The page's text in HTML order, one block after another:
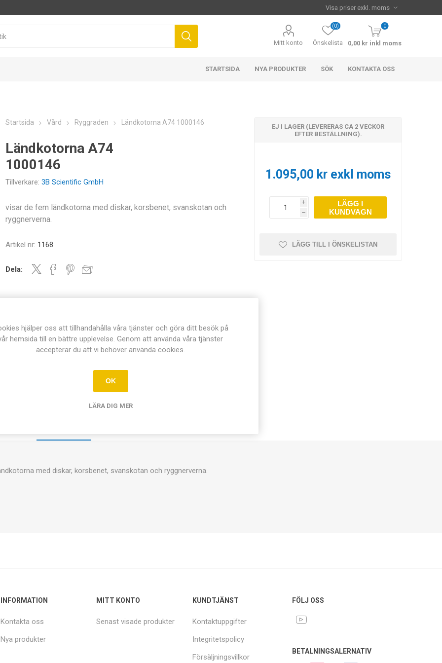
Mitt konto Önskelista
(0) 0
0,00 kr inkl moms
STARTSIDA NYA PRODUKTER SÖK KONTAKTA OSS
Startsida Vård Ryggraden Ländkotorna A74 1000146
Ländkotorna A74
1000146
Tillverkare: 3B Scientific GmbH
visar de fem ländkotorna med diskar, korsbenet, svanskotan och
ryggnerverna.
Artikel nr: 1168
Dela:
EJ I LAGER (LEVERERAS CA 2 VECKOR
EFTER BESTÄLLNING).
1.095,00 kr exkl moms
i
h
LÄGG I
KUNDVAGN
LÄGG TILL I ÖNSKELISTAN
med diskar, korsbenet, svanskotan och ryggnerverna.
INFORMATION
Kontakta oss
Nya produkter
MITT KONTO
Senast visade produkter
KUNDTJÄNST
Kontaktuppgifter
Integritetspolicy
Försäljningsvillkor
FÖLJ OSS
BETALNINGSALERNATIV
hjälper oss att tillhandahålla våra tjänster och göra ditt besök på
hemsida till en bättre upplevelse. Genom att använda våra tjänster
accepterar du att vi behöver använda cookies.
OK
LÄRA DIG MER